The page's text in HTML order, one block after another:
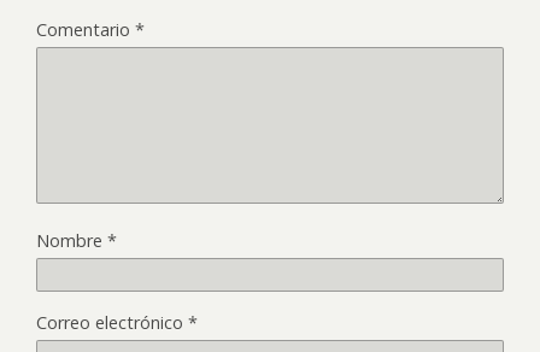
Comentario *
Nombre *
Correo electrónico *